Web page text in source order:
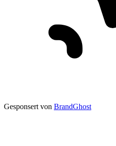
Gesponsert von BrandGhost